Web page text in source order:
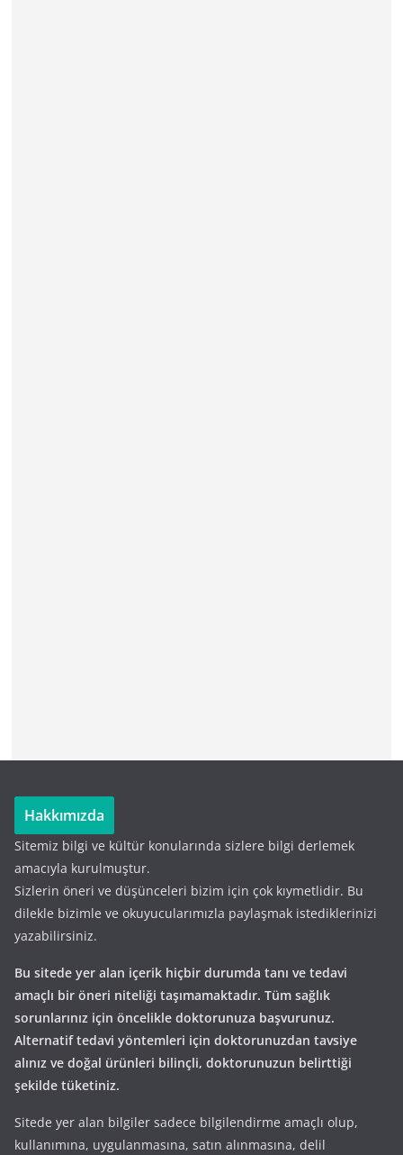
Hakkımızda
Sitemiz bilgi ve kültür konularında sizlere bilgi derlemek
amacıyla kurulmuştur.
Sizlerin öneri ve düşünceleri bizim için çok kıymetlidir. Bu
dilekle bizimle ve okuyucularımızla paylaşmak istediklerinizi
yazabilirsiniz.
Bu sitede yer alan içerik hiçbir durumda tanı ve tedavi
amaçlı bir öneri niteliği taşımamaktadır. Tüm sağlık
sorunlarınız için öncelikle doktorunuza başvurunuz.
Alternatif tedavi yöntemleri için doktorunuzdan tavsiye
alınız ve doğal ürünleri bilinçli, doktorunuzun belirttiği
şekilde tüketiniz.
Sitede yer alan bilgiler sadece bilgilendirme amaçlı olup,
kullanımına, uygulanmasına, satın alınmasına, delil